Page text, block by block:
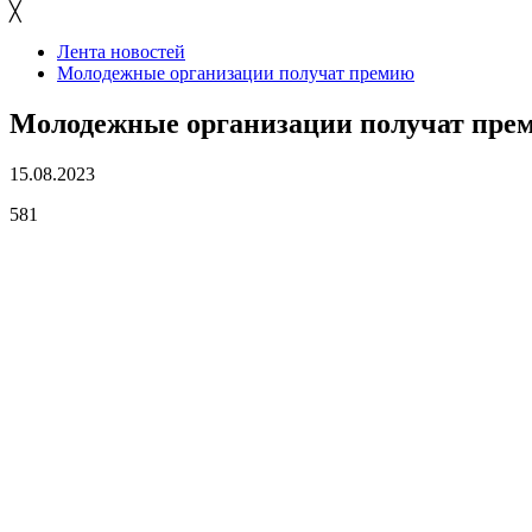
╳
Лента новостей
Молодежные организации получат премию
Молодежные организации получат
15.08.2023
581